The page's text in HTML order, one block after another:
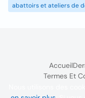
abattoirs et ateliers de
Accueil
Termes Et